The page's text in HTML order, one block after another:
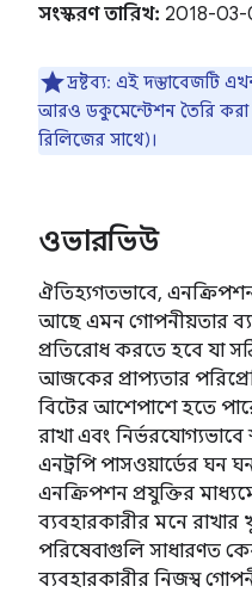
সংস্করণ তারিখ: 2018-03-
দ্রষ্টব্য: এই দস্তাবেজটি
আরও ডকুমেন্টেশন তৈরি করা
রিলিজের সাথে)।
ওভারভিউ
ঐতিহ্যগতভাবে,
আছে এমন গোপনীয়তার
প্রতিরোধ করতে হবে যা
আজকের প্রাপ্যতার
বিটের আশেপাশে হতে
রাখা এবং
এনট্রপি পাসওয়ার্ডের ঘন
এনক্রিপশন প্রযুক্তির
ব্যবহারকারীর মনে রাখার
পরিষেবাগুলি সাধারণত
ব্যবহারকারীর নিজস্ব